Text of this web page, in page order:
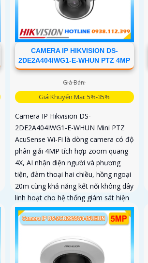
CAMERA IP HIKVISION DS-
2DE2A404IWG1-E-WHUN PTZ 4MP
Giá Bán:
Giá Khuyến Mại: 5%-35%
Camera IP Hikvision DS-
2DE2A404IWG1-E-WHUN Mini PTZ
AcuSense Wi-Fi là dòng camera có độ
phân giải 4MP tích hợp zoom quang
4X, AI nhận diện người và phương
tiện, đàm thoại hai chiều, hồng ngoại
20m cùng khả năng kết nối không dây
linh hoạt cho hệ thống giám sát hiện
đại